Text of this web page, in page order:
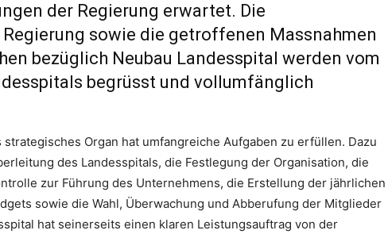
der Regierung erwartet. Die
sowie die getroffenen Massnahmen
bezüglich Neubau Landesspital werden vom
begrüsst und vollumfänglich
Organ hat umfangreiche Aufgaben zu erfüllen. Dazu
des Landesspitals, die Festlegung der Organisation, die
zur Führung des Unternehmens, die Erstellung der jährlichen
sowie die Wahl, Überwachung und Abberufung der Mitglieder
hat seinerseits einen klaren Leistungsauftrag von der